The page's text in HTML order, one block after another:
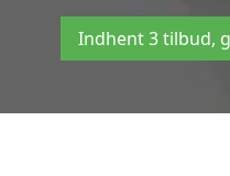
Indhent 3 tilbud,